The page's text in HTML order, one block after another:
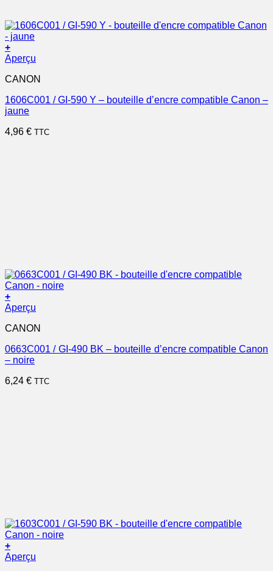
+
Aperçu
CANON
1606C001 / GI-590 Y – bouteille d’encre compatible Canon –
jaune
4,96 € TTC
+
Aperçu
CANON
0663C001 / GI-490 BK – bouteille d’encre compatible Canon
– noire
6,24 € TTC
+
Aperçu